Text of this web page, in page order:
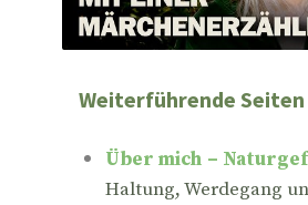
Weiterführende Seiten
Über mich –
Haltung, Werdegang